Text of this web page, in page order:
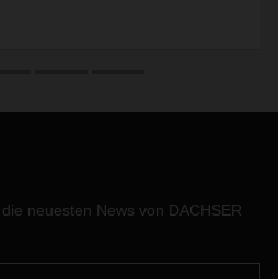
neuesten News von DACHSER